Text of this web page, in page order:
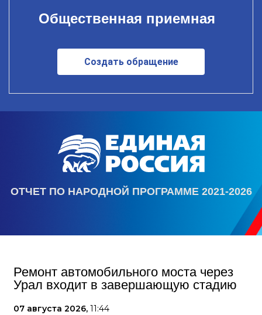
Общественная приемная
Создать обращение
ОТЧЕТ ПО НАРОДНОЙ ПРОГРАММЕ 2021-2026
Ремонт автомобильного моста через
Урал входит в завершающую стадию
07 августа 2026, 11:44